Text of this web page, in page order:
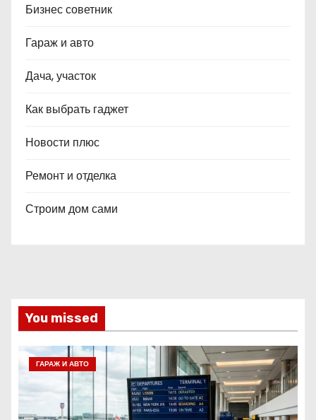
Бизнес советник
Гараж и авто
Дача, участок
Как выбрать гаджет
Новости плюс
Ремонт и отделка
Строим дом сами
You missed
ГАРАЖ И АВТО